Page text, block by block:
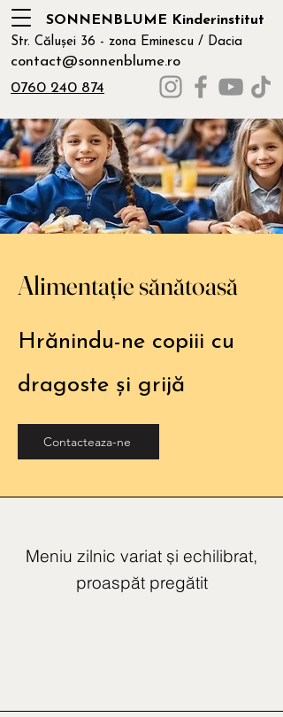
Str. Călușei 36 - zona Eminescu / Dacia
contact@sonnenblume.ro
0760 240 874
SONNENBLUME Kinderinstitut
Alimentație sănătoasă
Hrănindu-ne copiii cu
dragoste și grijă
Contacteaza-ne
Meniu zilnic variat și echilibrat,
proaspăt pregătit